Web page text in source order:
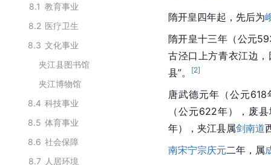
8.1 教育事业
8.2 医疗卫生
8.3 文化事业
夹江县图书馆
夹江博物馆
8.4 科技事业
8.5 体育事业
8.6 社会保障
8.7 人居环境
隋开皇四年起，先后为
隋开皇十三年（公元
古泾口上方青衣江边，
县”。
[2]
唐武德元年（公元
（公元622年），废
年），夹江县属剑南道
南宋宁宗庆元二年，属